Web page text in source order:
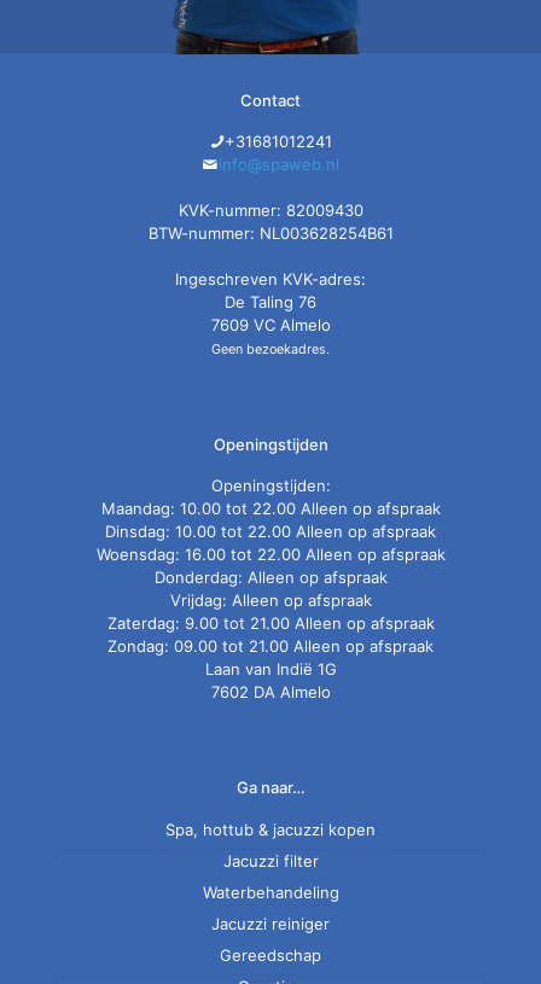
Contact
+31681012241
info@spaweb.nl
KVK-nummer: 82009430
BTW-nummer: NL003628254B61
Ingeschreven KVK-adres:
De Taling 76
7609 VC Almelo
Geen bezoekadres.
Openingstijden
Openingstijden:
Maandag: 10.00 tot 22.00 Alleen op afspraak
Dinsdag: 10.00 tot 22.00 Alleen op afspraak
Woensdag: 16.00 tot 22.00 Alleen op afspraak
Donderdag: Alleen op afspraak
Vrijdag: Alleen op afspraak
Zaterdag: 9.00 tot 21.00 Alleen op afspraak
Zondag: 09.00 tot 21.00 Alleen op afspraak
Laan van Indië 1G
7602 DA Almelo
Ga naar…
Spa, hottub & jacuzzi kopen
Nieuwe spa
Tweedehands jacuzzi
Zwemspa
Jacuzzi filter
Normale en antibacteriële spa filter
Waterbehandeling
Spaweb onderhoudsproducten
AquaFinesse
Jacuzzi reiniger
Filter
Gereedschap